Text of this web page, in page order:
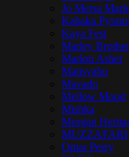
Jo Mersa
Kabaka
Kaya Fest
Marley
Marlon Asher
Matisyahu
Mavado
Mellow Mood
Mishka
Morgan
MUZZAFARI
Omar Perry